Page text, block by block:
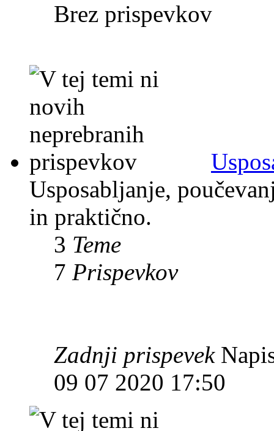
Brez prispevkov
Usposabljanje,
in praktično.
3 Teme
7 Prispevkov
Zadnji prispevek
09 07 2020 17:50